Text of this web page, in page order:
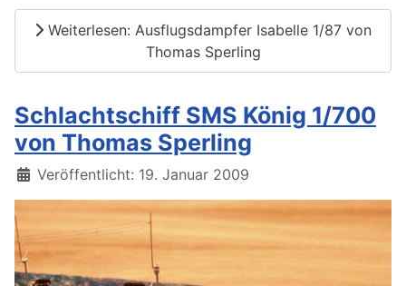
Weiterlesen: Ausflugsdampfer Isabelle 1/87 von
Thomas Sperling
Schlachtschiff SMS König 1/700
von Thomas Sperling
Details
Veröffentlicht: 19. Januar 2009